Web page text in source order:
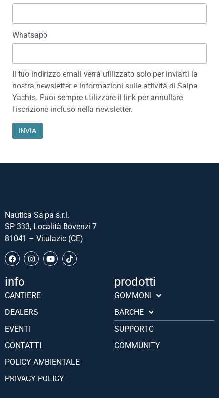
Whatsapp
Il tuo indirizzo email verrà utilizzato solo per inviarti la
nostra newsletter e informazioni sulle attività di Salpa
Yachts. Puoi sempre utilizzare il link per annullare
l'iscrizione incluso nella newsletter.
Nautica Salpa s.r.l.
SP 333, Località Bovenzi 7
81041 – Vitulazio (CE)
info
CANTIERE
DEALERS
EVENTI
CONTATTI
POLICY AMBIENTALE
PRIVACY POLICY
prodotti
GOMMONI
BARCHE
SUPPORTO
COMMUNITY
Hrvatski